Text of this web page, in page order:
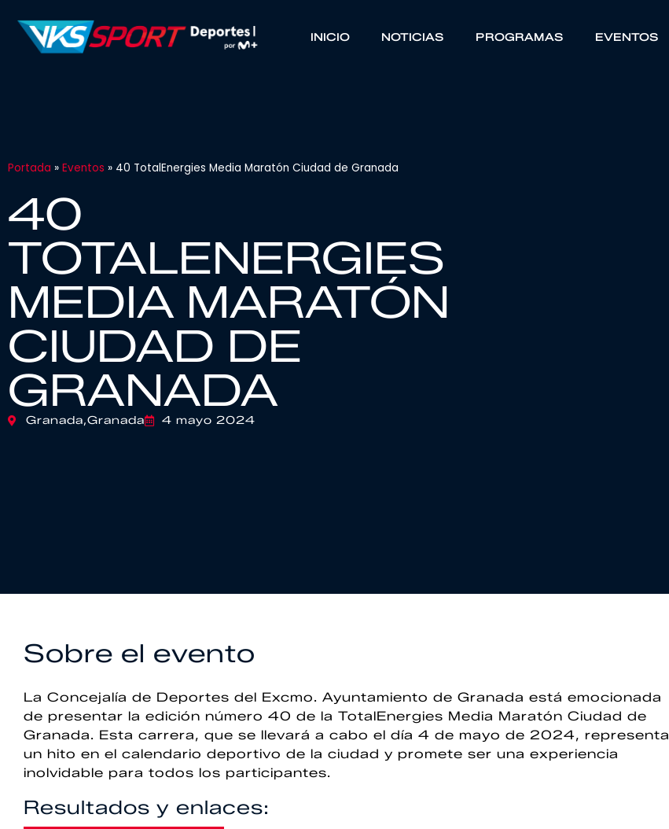
INICIO NOTICIAS PROGRAMAS EVENTOS
Portada » Eventos » 40 TotalEnergies Media Maratón Ciudad de Granada
40
TOTALENERGIES
MEDIA MARATÓN
CIUDAD DE
GRANADA
Granada,Granada 4 mayo 2024
Sobre el evento
La Concejalía de Deportes del Excmo. Ayuntamiento de Granada está emocionada
de presentar la edición número 40 de la TotalEnergies Media Maratón Ciudad de
Granada. Esta carrera, que se llevará a cabo el día 4 de mayo de 2024, representa
un hito en el calendario deportivo de la ciudad y promete ser una experiencia
inolvidable para todos los participantes.
Resultados y enlaces: